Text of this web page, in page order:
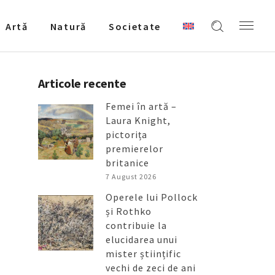
Artǎ Natură Societate
Articole recente
Femei în artă –
Laura Knight,
pictorița
premierelor
britanice
7 August 2026
Operele lui Pollock
și Rothko
contribuie la
elucidarea unui
mister științific
vechi de zeci de ani